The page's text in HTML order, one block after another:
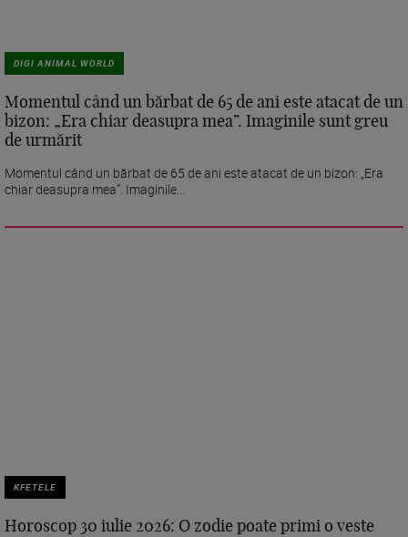
DIGI ANIMAL WORLD
Momentul când un bărbat de 65 de ani este atacat de un
bizon: „Era chiar deasupra mea”. Imaginile sunt greu
de urmărit
Momentul când un bărbat de 65 de ani este atacat de un bizon: „Era
chiar deasupra mea”. Imaginile...
KFETELE
Horoscop 30 iulie 2026: O zodie poate primi o veste